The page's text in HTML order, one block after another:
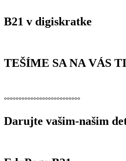
B21 v digiskratke
TEŠÍME SA NA VÁS
°°°°°°°°°°°°°°°°°°°°°°°°°°
Darujte vašim-našim